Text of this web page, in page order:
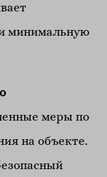
минимальную
меры по
на объекте.